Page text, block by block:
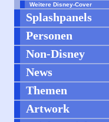
Weitere Disney-Cover
Splashpanels
Personen
Non-Disney
News
Themen
Artwork